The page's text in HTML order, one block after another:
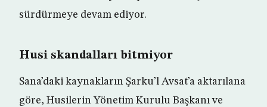
sürdürmeye devam ediyor.
Husi skandalları bitmiyor
Sana’daki kaynakların Şarku’l Avsat’a aktarılana
göre, Husilerin Yönetim Kurulu Başkanı ve